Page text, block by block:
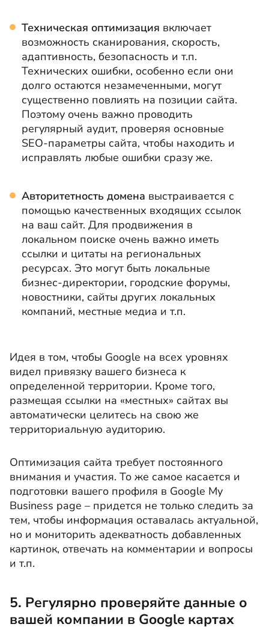
Техническая оптимизация включает
возможность сканирования, скорость,
адаптивность, безопасность и т.п.
Технических ошибки, особенно если они
долго остаются незамеченными, могут
существенно повлиять на позиции сайта.
Поэтому очень важно проводить
регулярный аудит, проверяя основные
SEO-параметры сайта, чтобы находить и
исправлять любые ошибки сразу же.
Авторитетность домена выстраивается с
помощью качественных входящих ссылок
на ваш сайт. Для продвижения в
локальном поиске очень важно иметь
ссылки и цитаты на региональных
ресурсах. Это могут быть локальные
бизнес-директории, городские форумы,
новостники, сайты других локальных
компаний, местные медиа и т.п.
Идея в том, чтобы Google на всех уровнях
видел привязку вашего бизнеса к
определенной территории. Кроме того,
размещая ссылки на «местных» сайтах вы
автоматически целитесь на свою же
территориальную аудиторию.
Оптимизация сайта требует постоянного
внимания и участия. То же самое касается и
подготовки вашего профиля в Google My
Business page – придется не только следить за
тем, чтобы информация оставалась актуальной,
но и мониторить адекватность добавленных
картинок, отвечать на комментарии и вопросы
и т.п.
5. Регулярно проверяйте данные о
вашей компании в Google картах